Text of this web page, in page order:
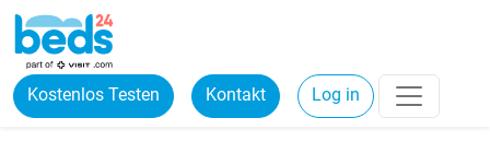
Kostenlos Testen Kontakt Log in